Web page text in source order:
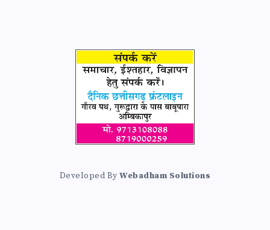
Developed ByWebadham Solutions